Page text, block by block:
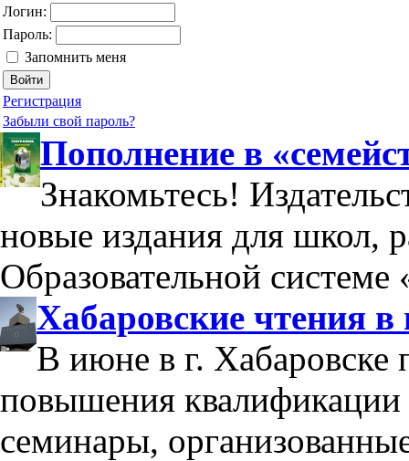
Логин:
Пароль:
Запомнить меня
Регистрация
Забыли свой пароль?
Пополнение в
Знакомьтесь!
новые издания для школ,
Образовательной
Хабаровские чтения
В июне в г. Хабаровске
повышения квалификации
семинары,